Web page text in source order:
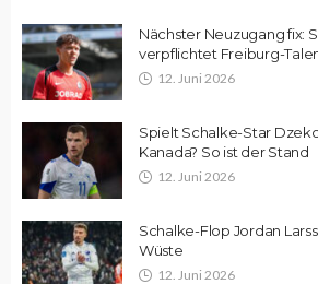
Nächster Neuzugang fix:
verpflichtet Freiburg-
12. Juni 2026
Spielt Schalke-Star
Kanada? So ist der Stand
12. Juni 2026
Schalke-Flop Jordan
Wüste
12. Juni 2026